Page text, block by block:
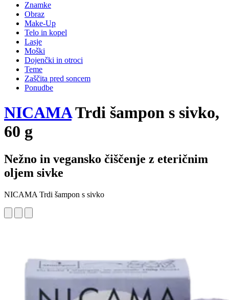
Znamke
Obraz
Make-Up
Telo in kopel
Lasje
Moški
Dojenčki in otroci
Teme
Zaščita pred soncem
Ponudbe
NICAMATrdi šampon s sivko,
60 g
Nežno in vegansko čiščenje z eteričnim
oljem sivke
NICAMA Trdi šampon s sivko